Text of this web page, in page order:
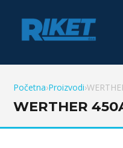
Početna›Proizvodi›
WERTHER